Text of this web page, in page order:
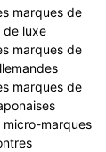
marques de
de luxe
marques de
marques de
micro-marques